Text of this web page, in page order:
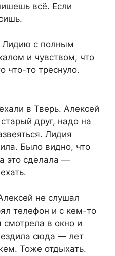
всё. Если
Лидию с полным
и чувством, что
что-то треснуло.
в Тверь. Алексей
друг, надо на
Лидия
Было видно, что
это сделала —
не слушал
телефон и с кем-то
в окно и
сюда — лет
Тоже отдыхать.